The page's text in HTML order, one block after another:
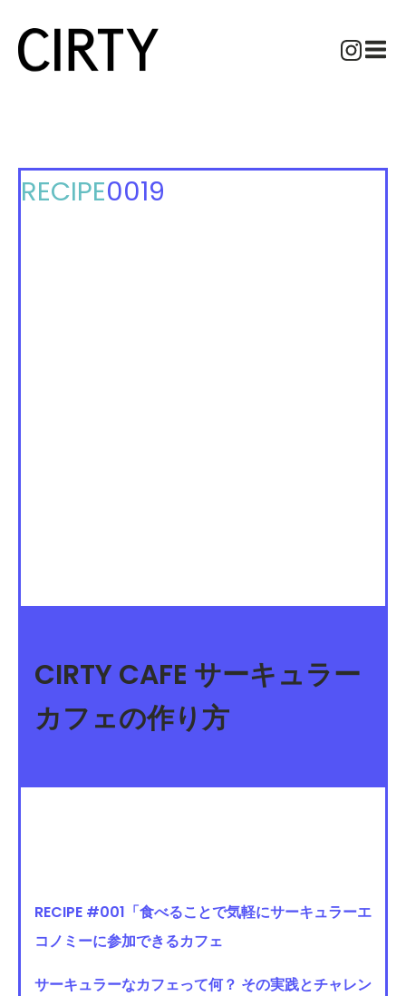
RECIPE0019
CIRTY CAFE サーキュラー
カフェの作り方
RECIPE #001「食べることで気軽にサーキュラーエ
コノミーに参加できるカフェ
サーキュラーなカフェって何？ その実践とチャレン